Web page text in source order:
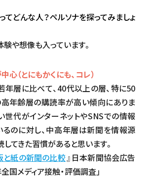
てどんな人？ペルソナを探ってみましょ
や想像も入っています。
心（とにもかくにも、コレ）
年層に比べて、40代以上の層、特に50
年齢層の購読率が高い傾向にありま
世代がインターネットやSNSでの情報
のに対し、中高年層は新聞を情報源
してきた習慣があると思います。
と紙の新聞の比較 』日本新聞協会広告
国メディア接触・評価調査」